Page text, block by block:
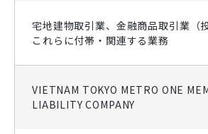
宅地建物取引業、金融商品取引業（
これらに付帯・関連する業務
VIETNAM TOKYO METRO ONE
LIABILITY COMPANY